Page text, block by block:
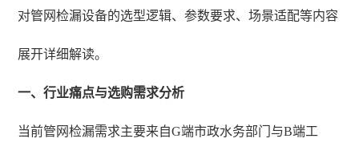
对管网检漏设备的选型逻辑、参数要求、场景适配等内容
展开详细解读。
一、行业痛点与选购需求分析
当前管网检漏需求主要来自G端市政水务部门与B端工